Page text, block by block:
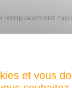
remplacement
et vous